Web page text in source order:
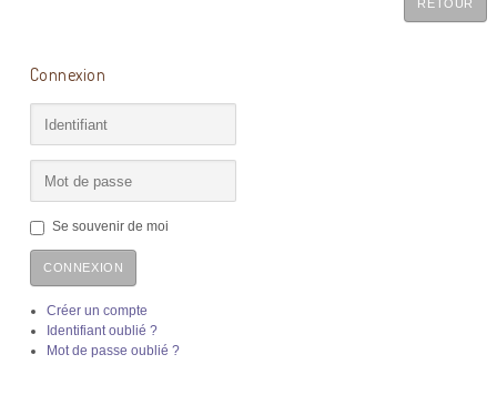
RETOUR
Connexion
Se souvenir de moi
CONNEXION
Créer un compte
Identifiant oublié ?
Mot de passe oublié ?